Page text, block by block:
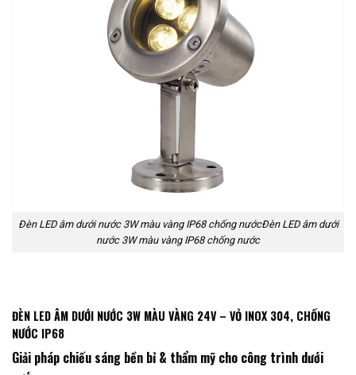
Đèn LED âm dưới nước 3W màu vàng IP68 chống nướcĐèn LED âm dưới
nước 3W màu vàng IP68 chống nước
ĐÈN LED ÂM DƯỚI NƯỚC 3W MÀU VÀNG 24V – VỎ INOX 304, CHỐNG
NƯỚC IP68
Giải pháp chiếu sáng bền bỉ & thẩm mỹ cho công trình dưới